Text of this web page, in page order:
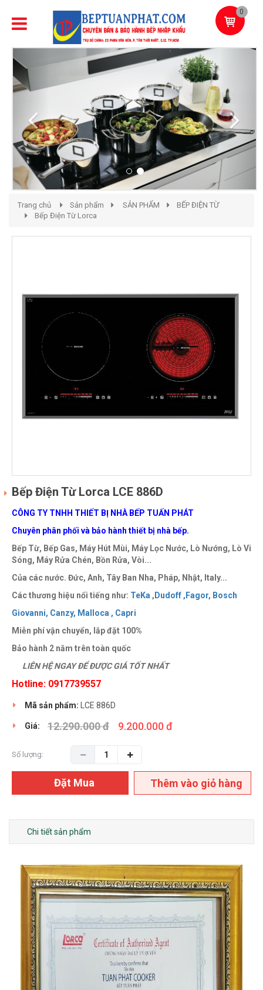
0
Previous
Trang chủ Sản phẩm SẢN PHẨM
BẾP ĐIỆN TỪ
Bếp Điện Từ Lorca
Bếp Điện Từ Lorca LCE 886D
CÔNG TY TNHH THIẾT BỊ NHÀ BẾP TUẤN PHÁT
Chuyên phân phối và bảo hành thiết bị nhà bếp.
Bếp Từ, Bếp Gas, Máy Hút Mùi, Máy Lọc Nước, Lò Nướng, Lò Vi
Sóng, Máy Rửa Chén, Bồn Rửa, Vòi...
Của các nước. Đức, Anh, Tây Ban Nha, Pháp, Nhật, Italy...
Các thương hiệu nổi tiếng như: TeKa , Dudoff , Fagor, Bosch
Giovanni, Canzy, Malloca , Capri
Miễn phí vận chuyển, lắp đặt 100%
Bảo hành 2 năm trên toàn quốc
LIÊN HỆ NGAY ĐỂ ĐƯỢC GIÁ TỐT NHẤT
Hotline: 0917739557
Mã sản phẩm: LCE 886D
Giá: 12.290.000 đ 9.200.000 đ
Số lượng:
Đặt Mua Thêm vào giỏ hàng
Chi tiết sản phẩm